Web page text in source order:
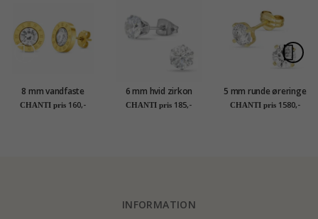
8 mm vandfaste
ørestikker i forgyldt
CHANTI pris 160,-
6 mm hvid zirkon
ørestikker i titanium
CHANTI pris 185,-
5 mm runde øreringe
i 14 karat guld med
CHANTI pris 1580,-
INFORMATION